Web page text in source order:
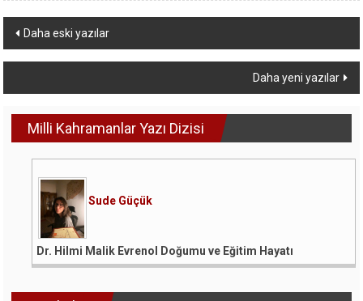
Yazı
dolaşımı
Daha eski yazılar
Daha yeni yazılar
Milli Kahramanlar Yazı Dizisi
Sude Güçük
Dr. Hilmi Malik Evrenol Doğumu ve Eğitim Hayatı